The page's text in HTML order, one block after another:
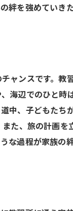
絆を強めていきた
ャンスです。
海辺でのひと
中、子どもた
た、旅の計画
過程が家族の